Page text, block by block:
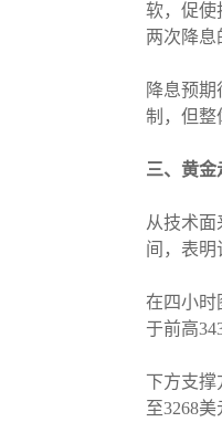
软，促使
两次降息
降息预
制，但整
三、黄金
从技术面
间，表明
在四小时
于前高
下方支撑
至3268美